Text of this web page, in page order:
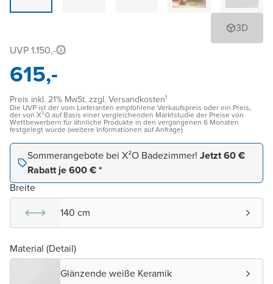
3D
UVP 1.150,-
615,-
Preis inkl. 21% MwSt. zzgl. Versandkosten¹
Die UVP ist der vom Lieferanten empfohlene Verkaufspreis oder ein Preis,
der von X²O auf Basis einer vergleichenden Marktstudie der Preise von
Wettbewerbern für ähnliche Produkte in den vergangenen 6 Monaten
festgelegt wurde (weitere Informationen auf Anfrage)
Sommerangebote bei X²O Badezimmer! Jetzt 60 €
Rabatt je 600 € *
Breite
140 cm
Material (Detail)
Glänzende weiße Keramik